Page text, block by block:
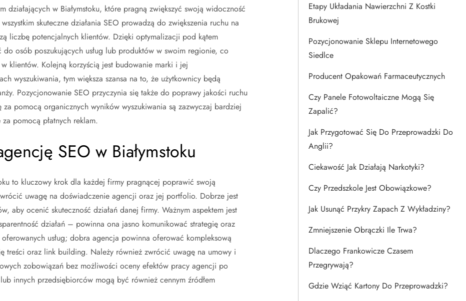
w Białymstoku, które pragną zwiększyć swoją widoczność
skuteczne działania SEO prowadzą do zwiększenia ruchu na
liczbę potencjalnych klientów. Dzięki optymalizacji pod kątem
osób poszukujących usług lub produktów w swoim regionie, co
klientów. Kolejną korzyścią jest budowanie marki i jej
wyszukiwania, tym większa szansa na to, że użytkownicy będą
Pozycjonowanie SEO przyczynia się także do poprawy jakości ruchu
pomocą organicznych wyników wyszukiwania są zazwyczaj bardziej
pomocą płatnych reklam.
SEO w Białymstoku
to kluczowy krok dla każdej firmy pragnącej poprawić swoją
uwagę na doświadczenie agencji oraz jej portfolio. Dobrze jest
aby ocenić skuteczność działań danej firmy. Ważnym aspektem jest
działań – powinna ona jasno komunikować strategię oraz
usług; dobra agencja powinna oferować kompleksową
treści oraz link building. Należy również zwrócić uwagę na umowy i
zobowiązań bez możliwości oceny efektów pracy agencji po
innych przedsiębiorców mogą być również cennym źródłem
Etapy Układania Nawierzchni Z Kostki
Brukowej
Pozycjonowanie Sklepu Internetowego
Siedlce
Producent Opakowań Farmaceutycznych
Czy Panele Fotowoltaiczne Mogą Się
Zapalić?
Jak Przygotować Się Do Przeprowadzki Do
Anglii?
Ciekawość Jak Działają Narkotyki?
Czy Przedszkole Jest Obowiązkowe?
Jak Usunąć Przykry Zapach Z Wykładziny?
Zmniejszenie Obrączki Ile Trwa?
Dlaczego Frankowicze Czasem
Przegrywają?
Gdzie Wziąć Kartony Do Przeprowadzki?